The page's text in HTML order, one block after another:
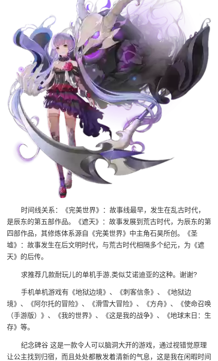
时间线关系：《完美世界》：故事线最早，发生在乱古时代，
是辰东的第五部作品。《遮天》：故事发展到荒古时代，为辰东的第
四部作品，其修炼体系源自《完美世界》中主角石昊所创。《圣
墟》：故事发生在后文明时代，与荒古时代相隔多个纪元，为《遮
天》的后传。
求推荐几款耐玩儿的单机手游,类似艾诺迪亚的这种。谢谢?
手机单机游戏有《地狱边境》、《刺客信条》、《地狱边
境》、《阿尔托的冒险》、《滑雪大冒险》、《方舟》、《使命召唤
（手游版）》、《我的世界》、《这是我的战争》、《地球末日：生
存》等。
纪念碑谷 这是一款令人可以脑洞大开的游戏，通过视错觉原理
让公主找到归宿，而且处处都散发着清新的气息，这是我在闲暇时间